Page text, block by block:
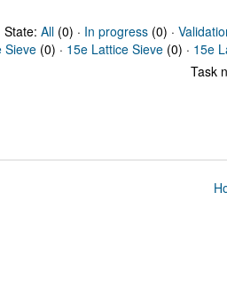
State: All(0) · In progress(0) ·
Sieve (0) · 15e Lattice Sieve (0) · 15e
Task